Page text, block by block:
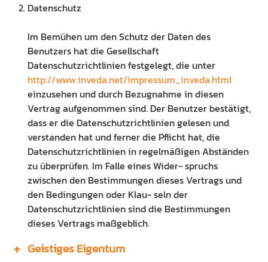
Datenschutz
Im Bemühen um den Schutz der Daten des
Benutzers hat die Gesellschaft
Datenschutzrichtlinien festgelegt, die unter
http://www.inveda.net/impressum_inveda.html
einzusehen und durch Bezugnahme in diesen
Vertrag aufgenommen sind. Der Benutzer bestätigt,
dass er die Datenschutzrichtlinien gelesen und
verstanden hat und ferner die Pflicht hat, die
Datenschutzrichtlinien in regelmäßigen Abständen
zu überprüfen. Im Falle eines Wider- spruchs
zwischen den Bestimmungen dieses Vertrags und
den Bedingungen oder Klau- seln der
Datenschutzrichtlinien sind die Bestimmungen
dieses Vertrags maßgeblich.
Geistiges Eigentum